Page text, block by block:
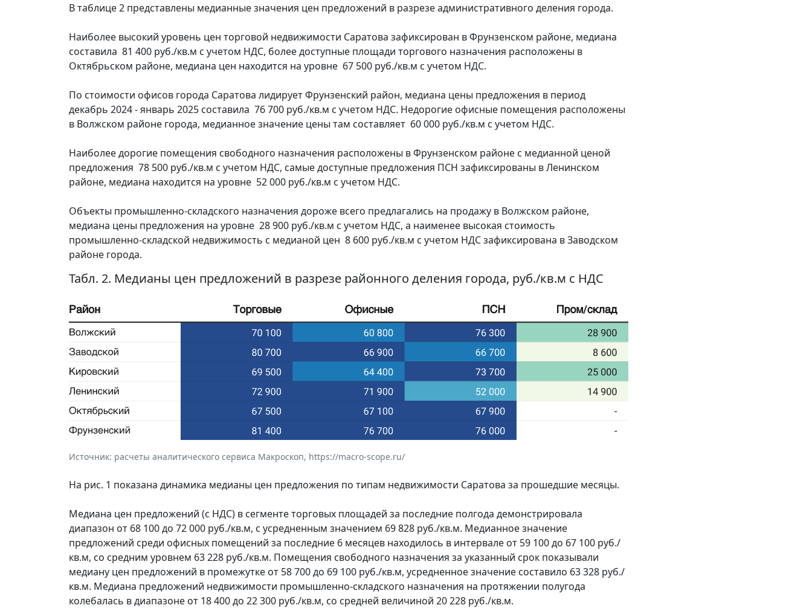
В таблице 2 представлены медианные значения цен предложений в разрезе административного деления города.
Наиболее высокий уровень цен торговой недвижимости Саратова зафиксирован в Фрунзенском районе, медиана
составила 81 400 руб./кв.м с учетом НДС, более доступные площади торгового назначения расположены в
Октябрьском районе, медиана цен находится на уровне 67 500 руб./кв.м с учетом НДС.
По стоимости офисов города Саратова лидирует Фрунзенский район, медиана цены предложения в период
декабрь 2024 - январь 2025 составила 76 700 руб./кв.м с учетом НДС. Недорогие офисные помещения расположены
в Волжском районе города, медианное значение цены там составляет 60 000 руб./кв.м с учетом НДС.
Наиболее дорогие помещения свободного назначения расположены в Фрунзенском районе с медианной ценой
предложения 78 500 руб./кв.м с учетом НДС, самые доступные предложения ПСН зафиксированы в Ленинском
районе, медиана находится на уровне 52 000 руб./кв.м с учетом НДС.
Объекты промышленно-складского назначения дороже всего предлагались на продажу в Волжском районе,
медиана цены предложения на уровне 28 900 руб./кв.м с учетом НДС, а наименее высокая стоимость
промышленно-складской недвижимость с медианой цен 8 600 руб./кв.м с учетом НДС зафиксирована в Заводском
районе города.
Табл. 2. Медианы цен предложений в разрезе районного деления города, руб./кв.м с НДС
Источник: расчеты аналитического сервиса Макроскоп, https://macro-scope.ru/
На рис. 1 показана динамика медианы цен предложения по типам недвижимости Саратова за прошедшие месяцы.
Медиана цен предложений (с НДС) в сегменте торговых площадей за последние полгода демонстрировала
диапазон от 68 100 до 72 000 руб./кв.м, с усредненным значением 69 828 руб./кв.м. Медианное значение
предложений среди офисных помещений за последние 6 месяцев находилось в интервале от 59 100 до 67 100 руб./
кв.м, со средним уровнем 63 228 руб./кв.м. Помещения свободного назначения за указанный срок показывали
медиану цен предложений в промежутке от 58 700 до 69 100 руб./кв.м, усредненное значение составило 63 328 руб./
кв.м. Медиана предложений недвижимости промышленно-складского назначения на протяжении полугода
колебалась в диапазоне от 18 400 до 22 300 руб./кв.м, со средней величиной 20 228 руб./кв.м.